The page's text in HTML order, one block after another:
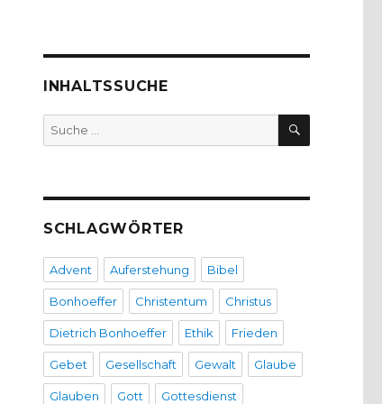
INHALTSSUCHE
Suche
nach:
SUCHEN
SCHLAGWÖRTER
Advent Auferstehung Bibel
Bonhoeffer Christentum Christus
Dietrich Bonhoeffer Ethik Frieden
Gebet Gesellschaft Gewalt Glaube
Glauben Gott Gottesdienst